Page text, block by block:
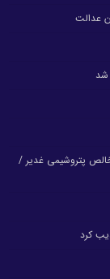
عدالت
شد
و رشد ۲۰۶ درصدی سود خالص پتروشیمی غدیر /
کرد